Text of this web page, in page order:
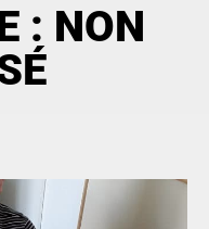
: NON